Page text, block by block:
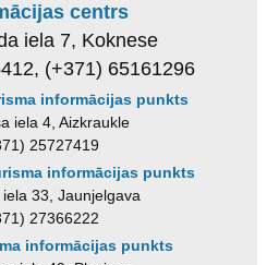
centrs
iela 7, Koknese
(+371) 65161296
informācijas punkts
iela 4, Aizkraukle
25727419
informācijas punkts
33, Jaunjelgava
27366222
informācijas punkts